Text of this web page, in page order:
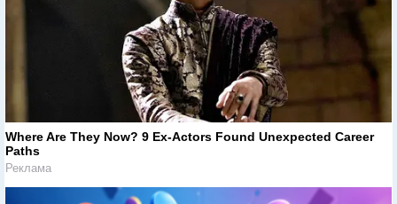
Where Are They Now? 9 Ex-Actors Found Unexpected Career
Paths
Реклама